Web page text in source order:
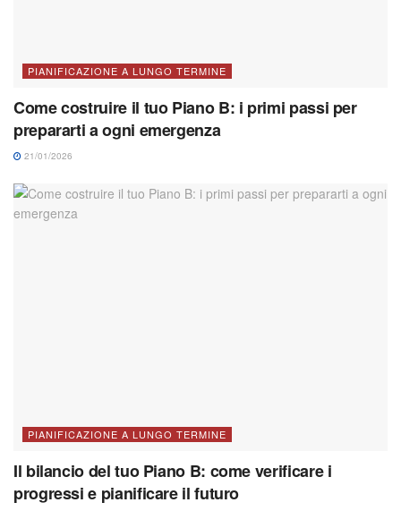
PIANIFICAZIONE A LUNGO TERMINE
Come costruire il tuo Piano B: i primi passi per
prepararti a ogni emergenza
21/01/2026
PIANIFICAZIONE A LUNGO TERMINE
Il bilancio del tuo Piano B: come verificare i
progressi e pianificare il futuro